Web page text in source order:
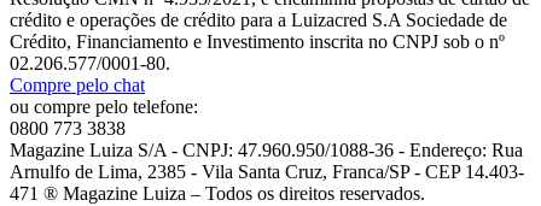
crédito e operações de crédito para a Luizacred S.A Sociedade de
Crédito, Financiamento e Investimento inscrita no CNPJ sob o nº
02.206.577/0001-80.
Compre pelo chat
ou compre pelo telefone:
0800 773 3838
Magazine Luiza S/A - CNPJ: 47.960.950/1088-36 - Endereço: Rua
Arnulfo de Lima, 2385 - Vila Santa Cruz, Franca/SP - CEP 14.403-
471 ® Magazine Luiza – Todos os direitos reservados.